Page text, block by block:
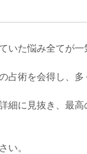
いた悩み全てが
占術を会得し、多
細に見抜き、最
い。